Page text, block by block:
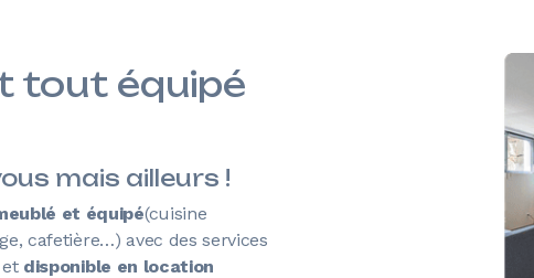
tout équipé
mais ailleurs !
et équipé(cuisine
cafetière…) avec des services
disponible en location